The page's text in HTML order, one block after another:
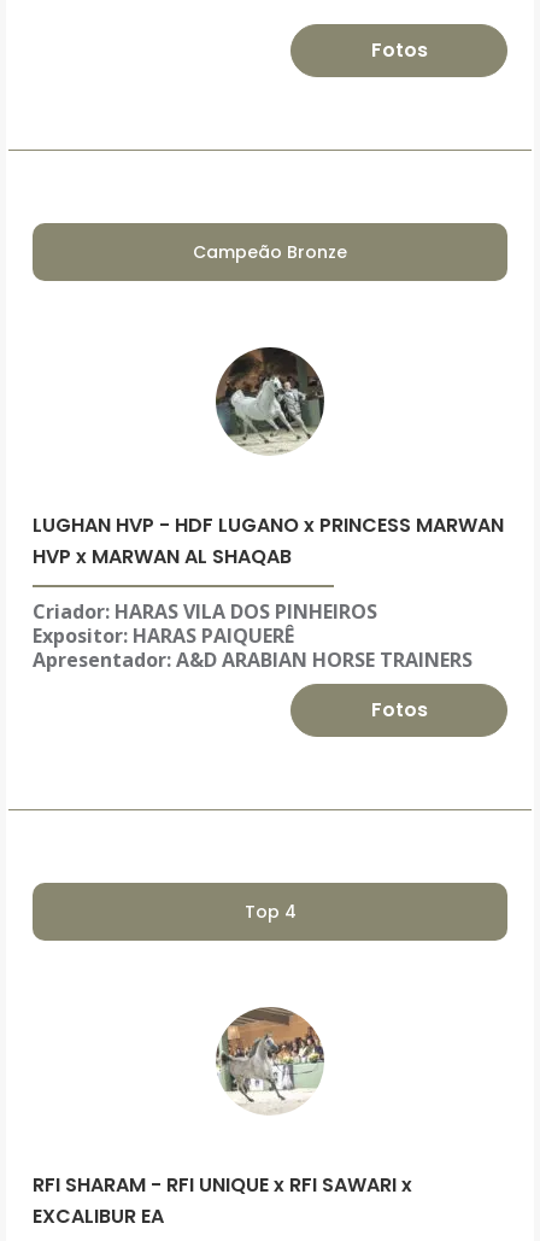
Fotos
Campeão Bronze
LUGHAN HVP - HDF LUGANO x PRINCESS MARWAN
HVP x MARWAN AL SHAQAB
Criador: HARAS VILA DOS PINHEIROS
Expositor: HARAS PAIQUERÊ
Apresentador: A&D ARABIAN HORSE TRAINERS
Fotos
Top 4
RFI SHARAM - RFI UNIQUE x RFI SAWARI x
EXCALIBUR EA